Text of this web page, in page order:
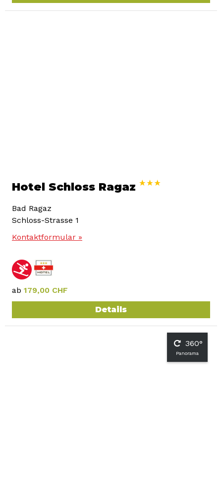
Hotel Schloss Ragaz
Bad Ragaz
Schloss-Strasse 1
Kontaktformular »
ab 179,00 CHF
Details
360°
Panorama